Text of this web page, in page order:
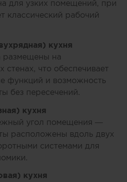
для узких помещений, при
классический рабочий
кухня
размещены на
что обеспечивает
функций и возможность
без пересечений.
кухня
угол помещения —
расположены вдоль двух
системами для
кухня